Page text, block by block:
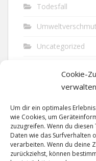
Cookie-
verwalten
Um dir ein optimales
wie Cookies, um
zuzugreifen. Wenn du
Daten wie das Surfverhalten
verarbeiten. Wenn du deine
zurückziehst, können
Todesfall
Uncategorized
Vandalismus
Verkehr
Verkehrsunfall
Vermisst